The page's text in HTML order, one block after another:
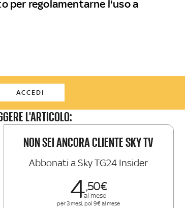
per regolamentarne l'uso a
ACCEDI
L'ARTICOLO:
NON SEI ANCORA CLIENTE SKY TV
Abbonati a Sky TG24 Insider
450
al mese
per 3 mesi, poi 9€ al mese